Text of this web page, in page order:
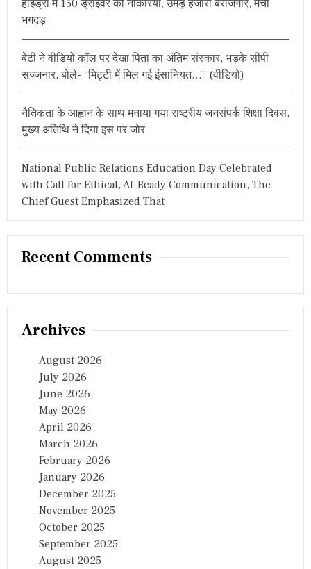
हाइड्रा में 150 ड्राइवर की नौकरियां, उमड़े हजारों बेरोजगार, मची
भगदड़
बेटी ने वीडियो कॉल पर देखा पिता का अंतिम संस्कार, भड़के सीपी
सज्जनार, बोले- “मिट्टी में मिल गई इंसानियत…” (वीडियो)
नैतिकता के आह्वान के साथ मनाया गया राष्ट्रीय जनसंपर्क शिक्षा दिवस,
मुख्य अतिथि ने दिया इस पर जोर
National Public Relations Education Day Celebrated
with Call for Ethical, AI-Ready Communication, The
Chief Guest Emphasized That
Recent Comments
Archives
August 2026
July 2026
June 2026
May 2026
April 2026
March 2026
February 2026
January 2026
December 2025
November 2025
October 2025
September 2025
August 2025